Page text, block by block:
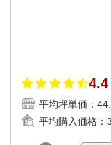
4.4
平均坪単価：
平均購入価格：